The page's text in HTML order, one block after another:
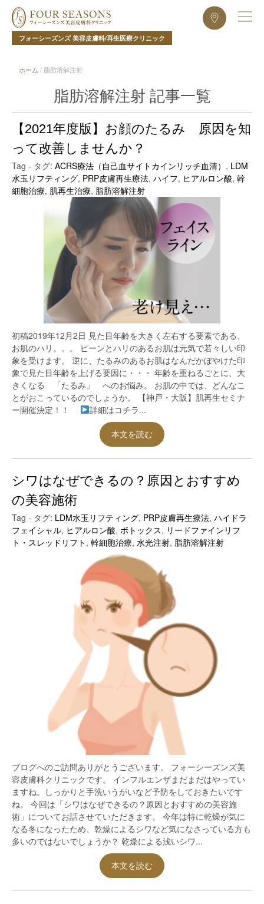
フォーシーズンズ 美容皮膚科/再生医療クリニック
ホーム / 脂肪溶解注射
脂肪溶解注射 記事一覧
【2021年度版】お顔のたるみ 原因を知
って改善しませんか？
Tag - タグ: ACRS療法（自己血サイトカインリッチ血清） , LDM
水玉リフティング, PRP皮膚再生療法, ハイフ, ヒアルロン酸, 幹
細胞治療, 肌再生治療, 脂肪溶解注射
初稿2019年12月2日 見た目年齢を大きく左右する要素である、
お肌のハリ。。。 ピーンとハリのあるお肌は元気で若々しい印
象を受けます。 逆に、たるみのあるお肌はなんだかぼやけた印
象で見た目年齢を上げる要因に・・・ 年齢を重ねるごとに、大
きくなる 「たるみ」 へのお悩み。 お肌の中では、どんなこ
とがおこっているのでしょうか。 【神戸・大阪】肌再生セミナ
ー開催決定！！
詳細はコチラ...
本文を読む
シワはなぜできるの？原因とおすすめ
の美容施術
Tag - タグ: LDM水玉リフティング, PRP皮膚再生療法, ハイドラ
フェイシャル, ヒアルロン酸, ボトックス, リードファインリフ
ト・スレッドリフト , 幹細胞治療, 水光注射, 脂肪溶解注射
ブログへのご訪問ありがとうございます。 フォーシーズンズ美
容皮膚科クリニックです。 インフルエンザまだまだはやってい
ますね。しっかりと手洗いうがいなど予防をしておきたいです
ね。 今回は「シワはなぜできるの？原因とおすすめの美容施
術」についてお話させていただきます。 今年は特に乾燥が気に
なる冬になったため、乾燥によるシワなど気になさっている方も
多いのではないでしょうか？ 乾燥による浅いシワ...
本文を読む